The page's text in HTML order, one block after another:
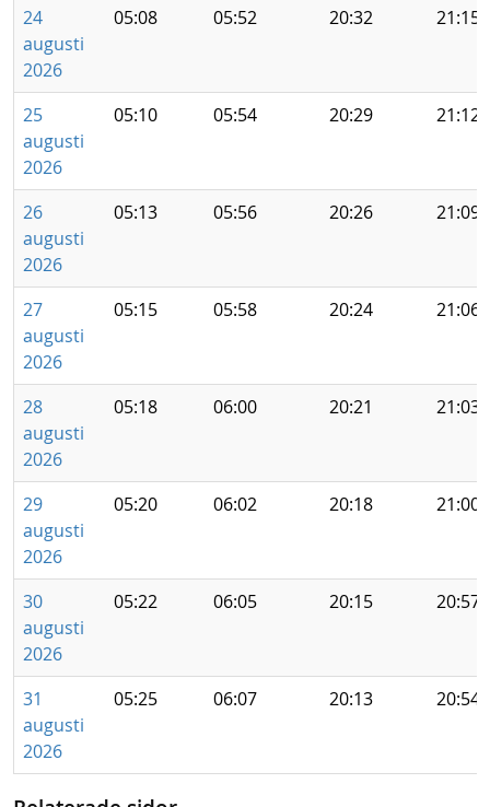
24
augusti
2026
05:08 05:52 20:32 21:15
25
augusti
2026
05:10 05:54 20:29 21:12
26
augusti
2026
05:13 05:56 20:26 21:09
27
augusti
2026
05:15 05:58 20:24 21:06
28
augusti
2026
05:18 06:00 20:21 21:03
29
augusti
2026
05:20 06:02 20:18 21:00
30
augusti
2026
05:22 06:05 20:15 20:57
31
augusti
2026
05:25 06:07 20:13 20:54